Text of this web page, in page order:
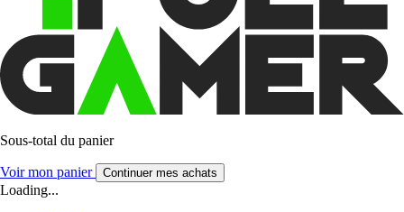
Sous-total du panier
Voir mon panier Continuer mes achats
Loading...